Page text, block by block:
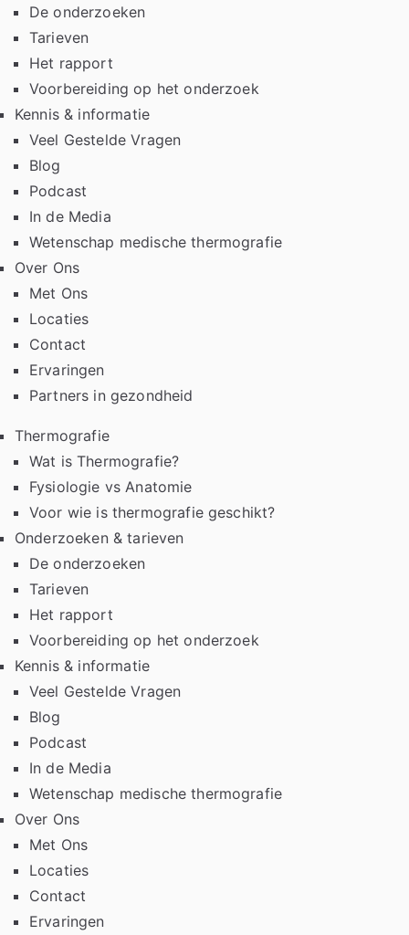
De onderzoeken
Tarieven
Het rapport
Voorbereiding op het onderzoek
Kennis & informatie
Veel Gestelde Vragen
Blog
Podcast
In de Media
Wetenschap medische thermografie
Over Ons
Met Ons
Locaties
Contact
Ervaringen
Partners in gezondheid
Thermografie
Wat is Thermografie?
Fysiologie vs Anatomie
Voor wie is thermografie geschikt?
Onderzoeken & tarieven
De onderzoeken
Tarieven
Het rapport
Voorbereiding op het onderzoek
Kennis & informatie
Veel Gestelde Vragen
Blog
Podcast
In de Media
Wetenschap medische thermografie
Over Ons
Met Ons
Locaties
Contact
Ervaringen